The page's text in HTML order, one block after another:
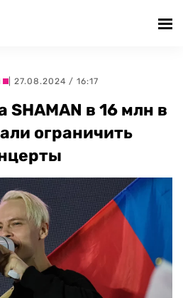
| 27.08.2024 / 16:17
SHAMAN в 16 млн в
ограничить